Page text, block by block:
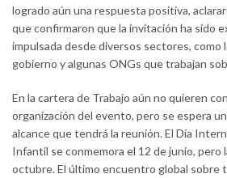
logrado aún una respuesta positiva,
que confirmaron que la invitación ha sido
impulsada desde diversos sectores, como
gobierno y algunas ONGs que trabajan
En la cartera de Trabajo aún no quieren
organización del evento, pero se espera
alcance que tendrá la reunión. El Día
Infantil se conmemora el 12 de junio, pero
octubre. El último encuentro global sobre